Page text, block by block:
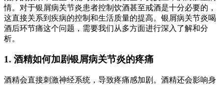
情。对于银屑病关节炎患者控制饮酒甚至戒酒是十分必要的，
这直接关系到疾病的控制和生活质量的提高。银屑病关节炎喝
酒后环节痛这个问题，需要我们从多方面进行深入了解和分
析。
1. 酒精如何加剧银屑病关节炎的疼痛
酒精会直接刺激神经系统，导致疼痛感加剧。酒精还会影响身